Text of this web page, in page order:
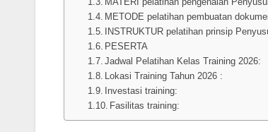
METODE pelatihan pembuatan
INSTRUKTUR pelatihan prinsip
PESERTA
Jadwal Pelatihan Kelas Training 2026:
Lokasi Training Tahun 2026 :
Investasi training:
Fasilitas training: